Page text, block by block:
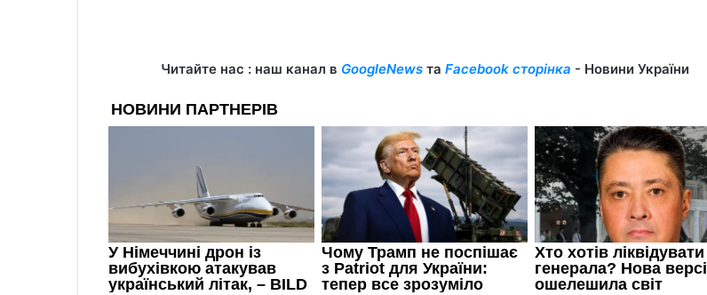
Читайте нас : наш канал в GoogleNewsта Facebook сторінка - Новини України